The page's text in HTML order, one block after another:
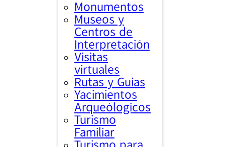
Monumentos
Museos y
Centros de
Interpretación
Visitas
virtuales
Rutas y Guias
Yacimientos
Arqueólogicos
Turismo
Familiar